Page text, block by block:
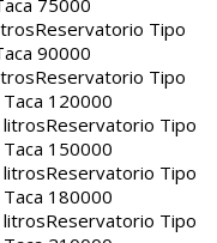
75000
Reservatorio Tipo
90000
Reservatorio Tipo
120000
Reservatorio Tipo
150000
Reservatorio Tipo
180000
Reservatorio Tipo